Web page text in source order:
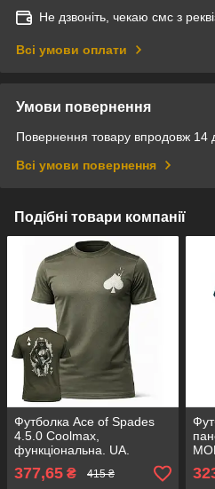
Не дзвоніть, чекаю смс з
Всі умови оплати
Умови повернення
Повернення товару впродовж 14
Всі умови повернення
Подібні товари компанії
Футболка Ace of Spades
4.5.0 Coolmax,
функціональна. UA.
377,65 ₴ 415 ₴